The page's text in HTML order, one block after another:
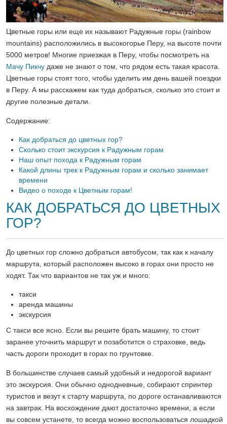
Цветные горы или еще их называют Радужные горы (rainbow
mountains) расположились в высокогорье Перу, на высоте почти
5000 метров! Многие приезжая в Перу, чтобы посмотреть на
Мачу Пикчу даже не знают о том, что рядом есть такая красота.
Цветные горы стоят того, чтобы уделить им день вашей поездки
в Перу. А мы расскажем как туда добраться, сколько это стоит и
другие полезные детали.
Содержание:
Как добраться до цветных гор?
Сколько стоит экскурсия к Радужным горам
Наш опыт похода к Радужным горам
Какой длины трек к Радужным горам и сколько занимает
времени
Видео о походе к Цветным горам!
КАК ДОБРАТЬСЯ ДО ЦВЕТНЫХ
ГОР?
До цветных гор сложно добраться автобусом, так как к началу
маршрута, который расположен высоко в горах они просто не
ходят. Так что вариантов не так уж и много:
такси
аренда машины
экскурсия
С такси все ясно. Если вы решите брать машину, то стоит
заранее уточнить маршрут и позаботится о страховке, ведь
часть дороги проходит в горах по грунтовке.
В большинстве случаев самый удобный и недорогой вариант
это экскурсия. Они обычно однодневные, собирают спринтер
туристов и везут к старту маршрута, по дороге останавливаются
на завтрак. На восхождение дают достаточно времени, а если
вы совсем устанете, то всегда можно воспользоваться лошадкой